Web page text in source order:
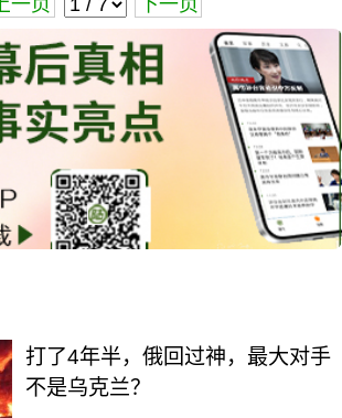
打了4年半，俄回过神，最大对手
不是乌克兰？